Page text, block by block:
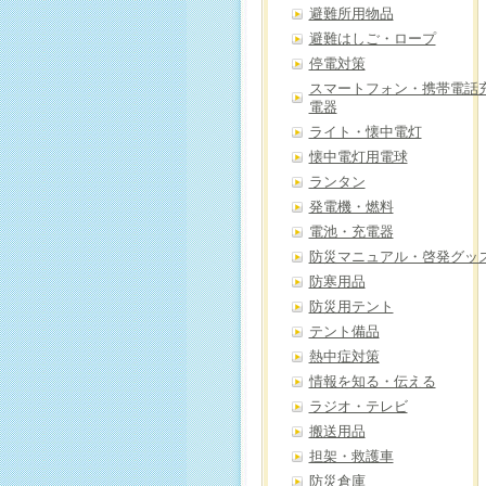
避難所用物品
避難はしご・ロープ
停電対策
スマートフォン・携帯電話
電器
ライト・懐中電灯
懐中電灯用電球
ランタン
発電機・燃料
電池・充電器
防災マニュアル・啓発グッ
防寒用品
防災用テント
テント備品
熱中症対策
情報を知る・伝える
ラジオ・テレビ
搬送用品
担架・救護車
防災倉庫